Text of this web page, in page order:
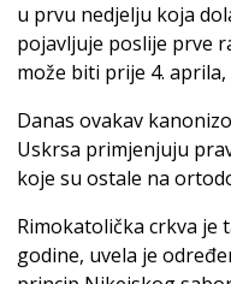
u prvu nedjelju koja
pojavljuje poslije prve
može biti prije 4.
Danas ovakav
Uskrsa primjenjuju
koje su ostale na
Rimokatolička crkva je
godine, uvela je